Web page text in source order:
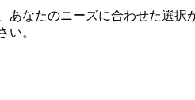
なたのニーズに合わせた選択
い。